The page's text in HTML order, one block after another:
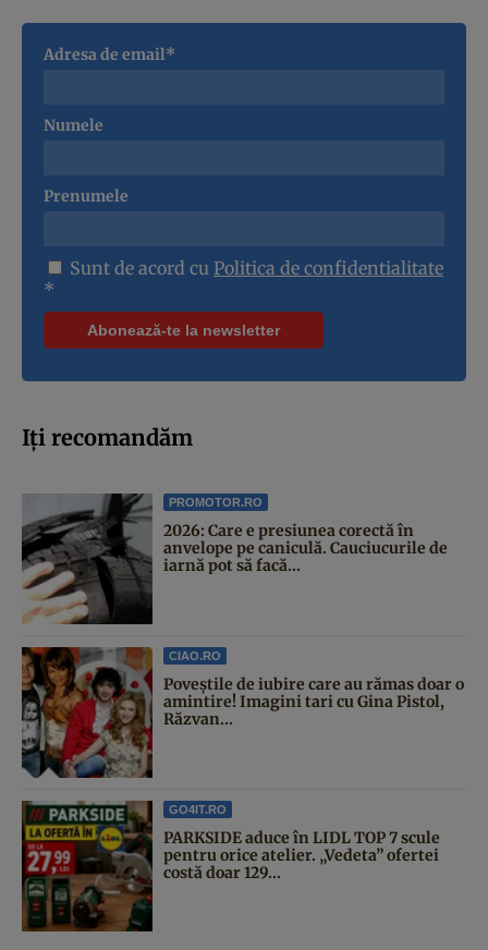
Adresa de email*
Numele
Prenumele
Sunt de acord cu Politica de confidentialitate
*
Iți recomandăm
PROMOTOR.RO
2026: Care e presiunea corectă în
anvelope pe caniculă. Cauciucurile de
iarnă pot să facă...
CIAO.RO
Poveştile de iubire care au rămas doar o
amintire! Imagini tari cu Gina Pistol,
Răzvan...
GO4IT.RO
PARKSIDE aduce în LIDL TOP 7 scule
pentru orice atelier. „Vedeta” ofertei
costă doar 129...